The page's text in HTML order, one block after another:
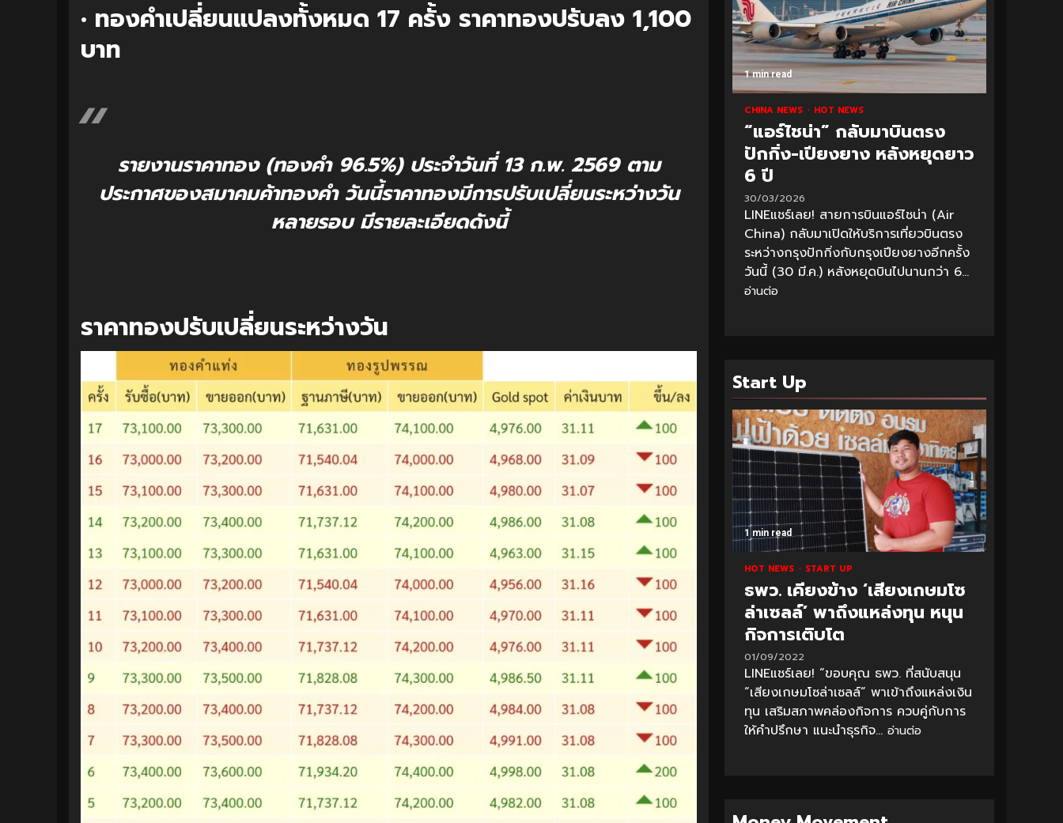
• ทองคำเปลี่ยนแปลงทั้งหมด 17 ครั้ง ราคาทองปรับลง 1,100
บาท
รายงานราคาทอง (ทองคำ 96.5%) ประจำวันที่ 13 ก.พ. 2569 ตาม
ประกาศของสมาคมค้าทองคำ วันนี้ราคาทองมีการปรับเปลี่ยนระหว่างวัน
หลายรอบ มีรายละเอียดดังนี้
ราคาทองปรับเปลี่ยนระหว่างวัน
1 min read
CHINA NEWS HOT NEWS
“แอร์ไชน่า” กลับมาบินตรง
ปักกิ่ง-เปียงยาง หลังหยุดยาว
6 ปี
30/03/2026
LINEแชร์เลย! สายการบินแอร์ไชน่า (Air
China) กลับมาเปิดให้บริการเที่ยวบินตรง
ระหว่างกรุงปักกิ่งกับกรุงเปียงยางอีกครั้ง
วันนี้ (30 มี.ค.) หลังหยุดบินไปนานกว่า 6...
อ่านต่อ
Start Up
1 min read
HOT NEWS START UP
ธพว. เคียงข้าง ‘เสียงเกษมโซ
ล่าเซลล์’ พาถึงแหล่งทุน หนุน
กิจการเติบโต
01/09/2022
LINEแชร์เลย! “ขอบคุณ ธพว. ที่สนับสนุน
“เสียงเกษมโซล่าเซลล์” พาเข้าถึงแหล่งเงิน
ทุน เสริมสภาพคล่องกิจการ ควบคู่กับการ
ให้คำปรึกษา แนะนำธุรกิจ... อ่านต่อ